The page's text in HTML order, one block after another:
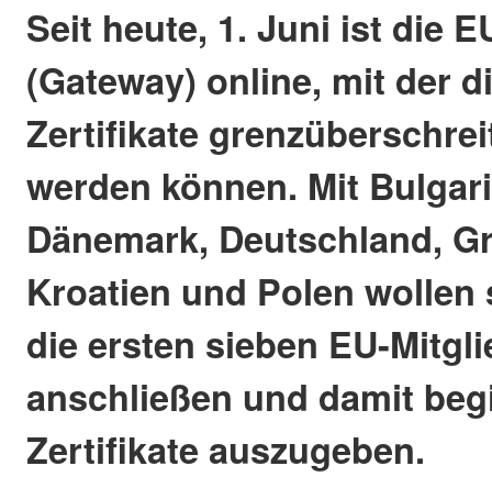
Seit heute, 1. Juni ist die
(Gateway) online, mit der
Zertifikate
werden können. Mit
Dänemark, Deutschland,
Kroatien und Polen
die ersten sieben EU-
anschließen und damit
Zertifikate auszugeben.